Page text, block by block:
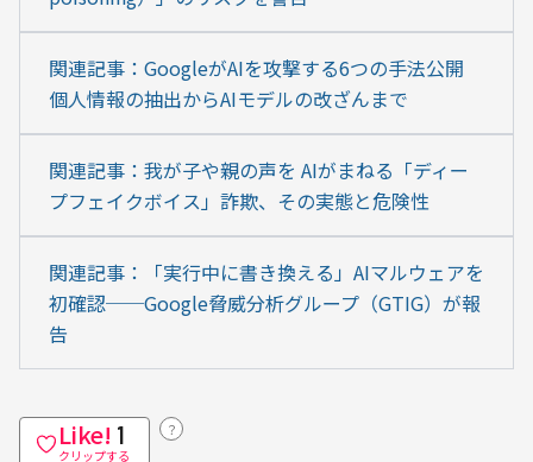
関連記事：GoogleがAIを攻撃する6つの手法公開
個人情報の抽出からAIモデルの改ざんまで
関連記事：我が子や親の声を AIがまねる「ディー
プフェイクボイス」詐欺、その実態と危険性
関連記事：「実行中に書き換える」AIマルウェアを
初確認──Google脅威分析グループ（GTIG）が報
告
Like! 1
クリップする
？